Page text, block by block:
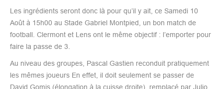
Les ingrédients seront donc là pour qu’il y ait, ce Samedi 10
Août à 15h00 au Stade Gabriel Montpied, un bon match de
football. Clermont et Lens ont le même objectif : l’emporter pour
faire la passe de 3.
Au niveau des groupes, Pascal Gastien reconduit pratiquement
les mêmes joueurs En effet, il doit seulement se passer de
David Gomis (élongation à la cuisse droite), remplacé par Julio